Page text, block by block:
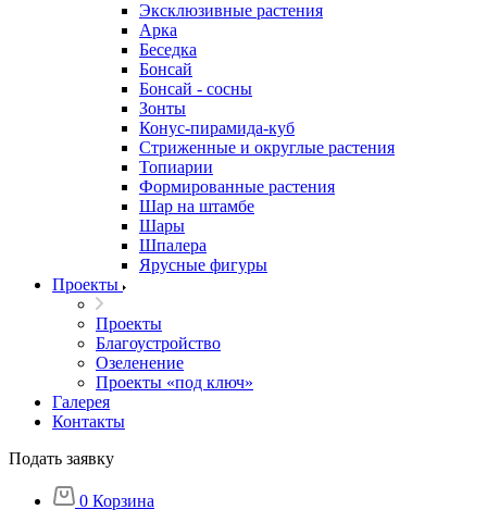
Эксклюзивные растения
Арка
Беседка
Бонсай
Бонсай - сосны
Зонты
Конус-пирамида-куб
Стриженные и округлые растения
Топиарии
Формированные растения
Шар на штамбе
Шары
Шпалера
Ярусные фигуры
Проекты
Проекты
Благоустройство
Озеленение
Проекты «под ключ»
Галерея
Контакты
Подать заявку
0 Корзина